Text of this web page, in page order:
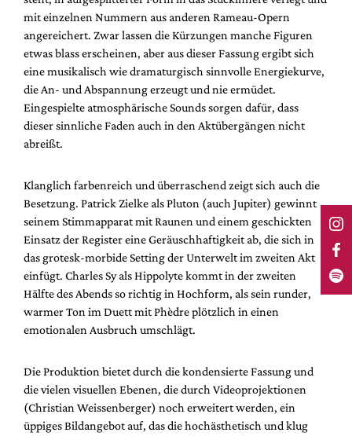
mit einzelnen Nummern aus anderen Rameau-Opern
angereichert. Zwar lassen die Kürzungen manche Figuren
etwas blass erscheinen, aber aus dieser Fassung ergibt sich
eine musikalisch wie dramaturgisch sinnvolle Energiekurve,
die An- und Abspannung erzeugt und nie ermüdet.
Eingespielte atmosphärische Sounds sorgen dafür, dass
dieser sinnliche Faden auch in den Aktübergängen nicht
abreißt.
Klanglich farbenreich und überraschend zeigt sich auch die
Besetzung. Patrick Zielke als Pluton (auch Jupiter) gewinnt
seinem Stimmapparat mit Raunen und einem geschickten
Einsatz der Register eine Geräuschhaftigkeit ab, die sich in
das grotesk-morbide Setting der Unterwelt im zweiten Akt
einfügt. Charles Sy als Hippolyte kommt in der zweiten
Hälfte des Abends so richtig in Hochform, als sein runder,
warmer Ton im Duett mit Phèdre plötzlich in einen
emotionalen Ausbruch umschlägt.
Die Produktion bietet durch die kondensierte Fassung und
die vielen visuellen Ebenen, die durch Videoprojektionen
(Christian Weissenberger) noch erweitert werden, ein
üppiges Bildangebot auf, das die hochästhetisch und klug